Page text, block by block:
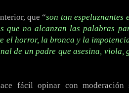
que “son tan espeluznantes
que no alcanzan las palabras
el horror, la bronca y la
de un padre que asesina, viola,
fácil opinar con moderación